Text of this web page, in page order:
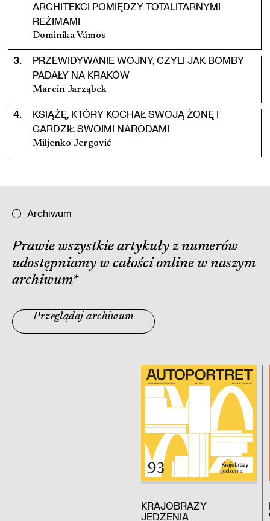
ARCHITEKCI POMIĘDZY TOTALITARNYMI
REŻIMAMI
Dominika Vámos
3.
PRZEWIDYWANIE WOJNY, CZYLI JAK BOMBY
PADAŁY NA KRAKÓW
Marcin Jarząbek
4.
KSIĄŻĘ, KTÓRY KOCHAŁ SWOJĄ ŻONĘ I
GARDZIŁ SWOIMI NARODAMI
Miljenko Jergović
Archiwum
Prawie wszystkie artykuły z numerów
udostępniamy w całości online w naszym
archiwum*
Przeglądaj archiwum
KRAJOBRAZY
JEDZENIA